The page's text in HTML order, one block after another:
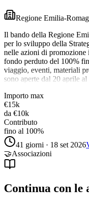
Regione Emilia-
Il bando della Regione
per lo sviluppo della
nelle azioni di promozione
fondo perduto del 100%
viaggio, eventi, materiali
sono aperte dal 20 aprile
Importo max
€15k
da €10k
Contributo
fino al 100%
41 giorni · 18 set 2026
🤝Associazioni
Continua con le